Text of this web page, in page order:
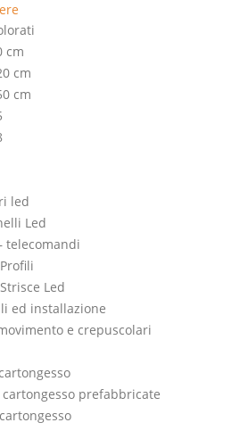
cm
cm
cm
led
Led
telecomandi
Led
ed installazione
e crepuscolari
prefabbricate